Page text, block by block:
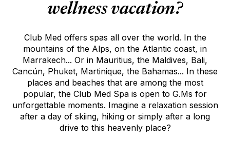
wellness vacation?
Club Med offers spas all over the world. In the
mountains of the Alps, on the Atlantic coast, in
Marrakech... Or in Mauritius, the Maldives, Bali,
Cancún, Phuket, Martinique, the Bahamas... In these
places and beaches that are among the most
popular, the Club Med Spa is open to G.Ms for
unforgettable moments. Imagine a relaxation session
after a day of skiing, hiking or simply after a long
drive to this heavenly place?